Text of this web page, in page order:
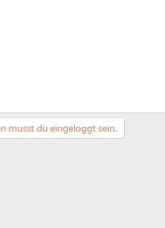
musst du eingeloggt sein.